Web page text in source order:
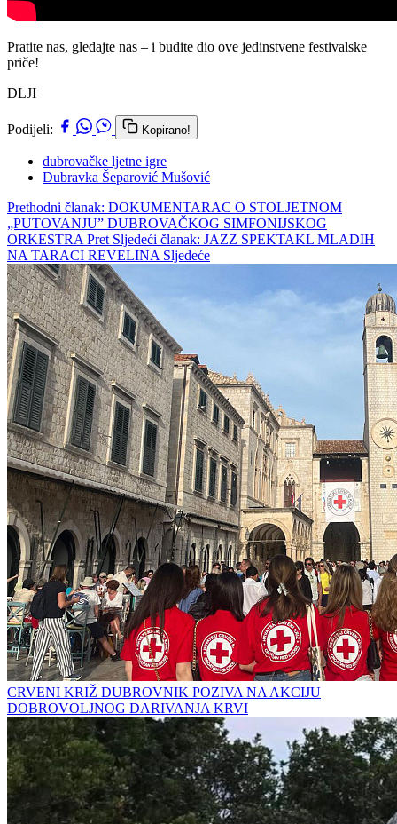
Pratite nas, gledajte nas – i budite dio ove jedinstvene festivalske
priče!
DLJI
Podijeli: Kopirano!
dubrovačke ljetne igre
Dubravka Šeparović Mušović
Prethodni članak: DOKUMENTARAC O STOLJETNOM
„PUTOVANJU” DUBROVAČKOG SIMFONIJSKOG
ORKESTRA Pret Sljedeći članak: JAZZ SPEKTAKL MLADIH
NA TARACI REVELINA Sljedeće
CRVENI KRIŽ DUBROVNIK POZIVA NA AKCIJU
DOBROVOLJNOG DARIVANJA KRVI